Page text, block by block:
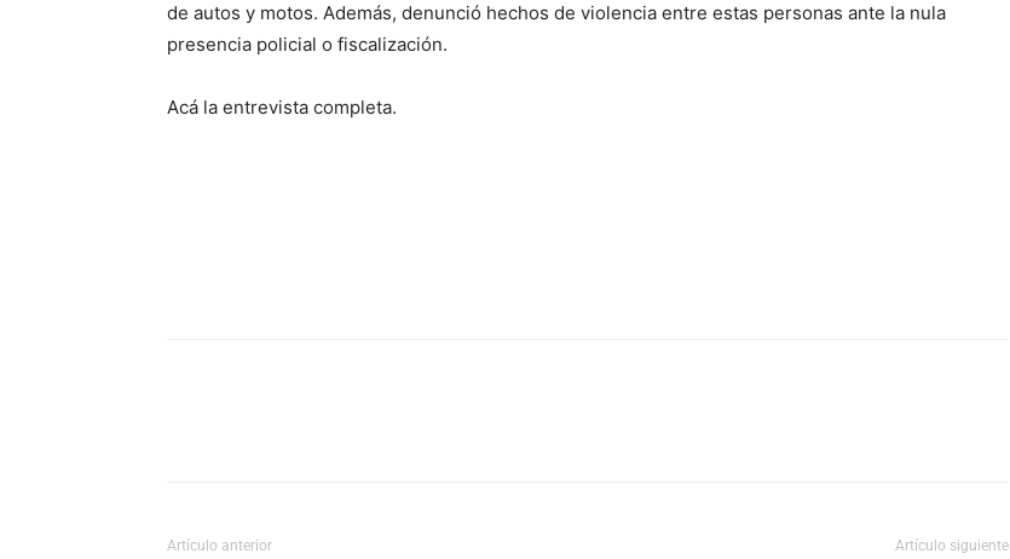
de autos y motos. Además, denunció hechos de violencia entre estas personas ante la nula
presencia policial o fiscalización.
Acá la entrevista completa.
Artículo anterior Artículo siguiente